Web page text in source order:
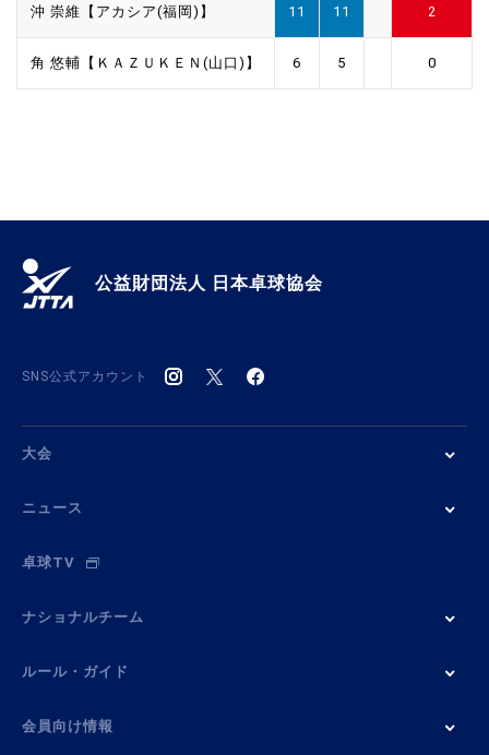
沖 崇維【アカシア(福岡)】 11 11 2
角 悠輔【ＫＡＺＵＫＥＮ(山口)】 6 5 0
公益財団法人 日本卓球協会
SNS公式アカウント
大会
ニュース
卓球TV
ナショナルチーム
ルール・ガイド
会員向け情報